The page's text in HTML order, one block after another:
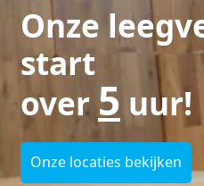
Onze
start
over 5 uur!
Onze locaties bekijken